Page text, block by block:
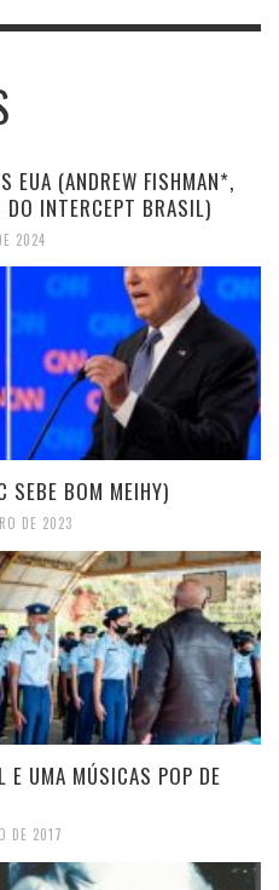
EUA (ANDREW FISHMAN*,
DO INTERCEPT BRASIL)
2024
SEBE BOM MEIHY)
DE 2023
E UMA MÚSICAS POP DE
DE 2017